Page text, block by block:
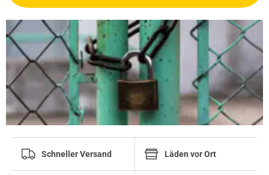
Schneller Versand Läden vor Ort